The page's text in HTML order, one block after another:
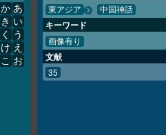
あ
い
う
え
お
か
き
く
け
こ
東アジア 中国神話
キーワード
画像有り
文献
35